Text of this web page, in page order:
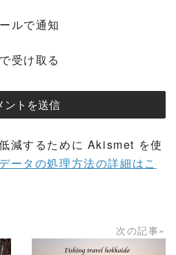
ルで通知
受け取る
減するために Akismet を使
ータの処理方法の詳細はこ
次の記事»